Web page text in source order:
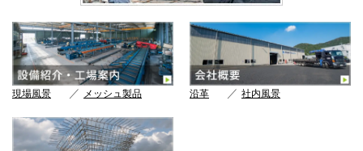
現場風景 ／ メッシュ製品 沿革 ／ 社内風景